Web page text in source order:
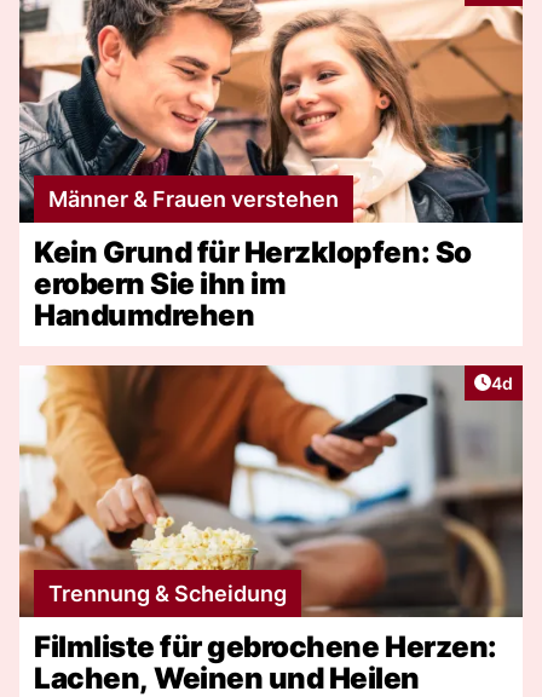
Männer & Frauen verstehen
Kein Grund für Herzklopfen: So
erobern Sie ihn im
Handumdrehen
4d
Trennung & Scheidung
Filmliste für gebrochene Herzen:
Lachen, Weinen und Heilen